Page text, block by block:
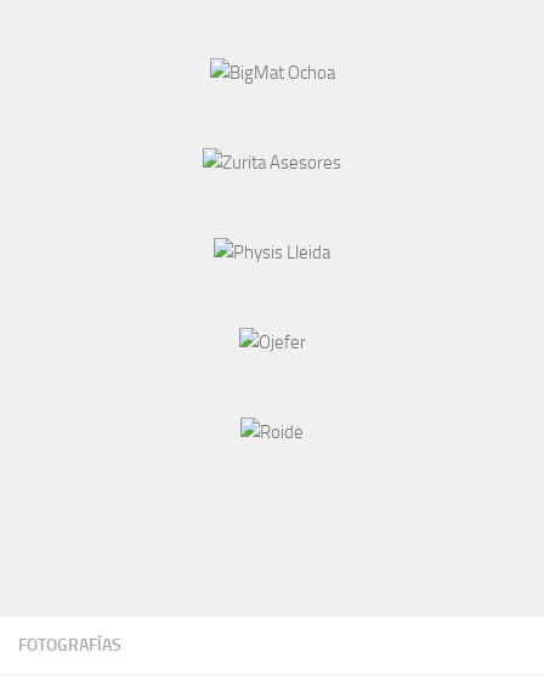
FOTOGRAFÍAS